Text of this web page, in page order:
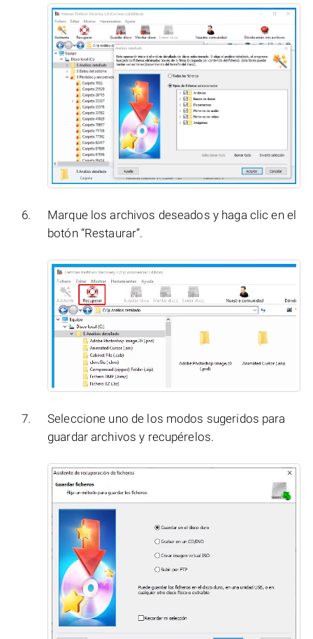
Marque los archivos deseados y haga clic en el
botón “Restaurar”.
Seleccione uno de los modos sugeridos para
guardar archivos y recupérelos.